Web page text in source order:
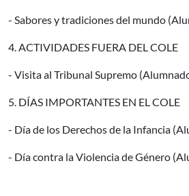
- Sabores y tradiciones del mundo
4. ACTIVIDADES FUERA DEL COLE
- Visita al Tribunal Supremo
5. DÍAS IMPORTANTES EN EL COLE
- Día de los Derechos de la Infancia
- Día contra la Violencia de Género